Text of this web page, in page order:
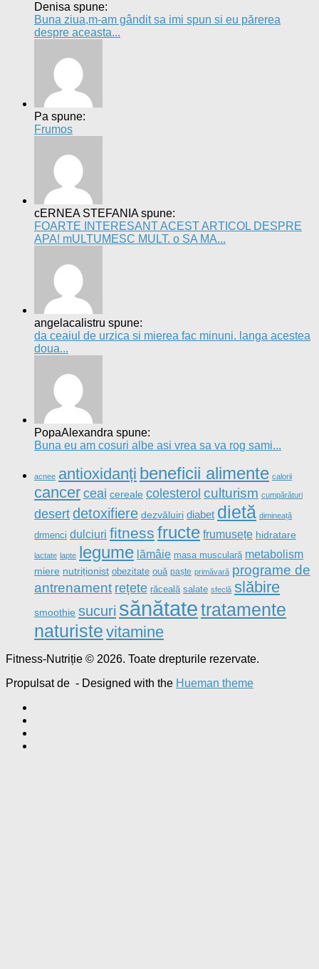
Denisa spune:
Buna ziua,m-am gândit sa imi spun si eu părerea
despre aceasta...
Pa spune:
Frumos
cERNEA STEFANIA spune:
FOARTE INTERESANT ACEST ARTICOL DESPRE
APA! mULTUMESC MULT. o SA MA...
angelacalistru spune:
da ceaiul de urzica si mierea fac minuni. langa acestea
doua...
PopaAlexandra spune:
Buna eu am cosuri albe asi vrea sa va rog sami...
acnee antioxidanți beneficii alimente calorii
cancer ceai cereale colesterol culturism cumpărături
desertdetoxifiere dezvăluiri diabet dietă dimineață
drmenci dulciuri fitness fructe frumusețe hidratare
lactate lapte legume lămâie masa musculară metabolism
miere nutriționist obezitate ouă paște primăvară programe de
antrenament rețete răceală salate sfeclă slăbire
smoothie sucuri sănătatetratamente
naturiste vitamine
Fitness-Nutriție © 2026. Toate drepturile rezervate.
Propulsat de - Designed with the Hueman theme